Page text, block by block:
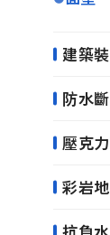
建築
防水
壓克
彩岩